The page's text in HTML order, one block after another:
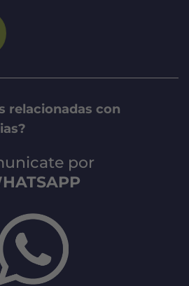
relacionadas con
por